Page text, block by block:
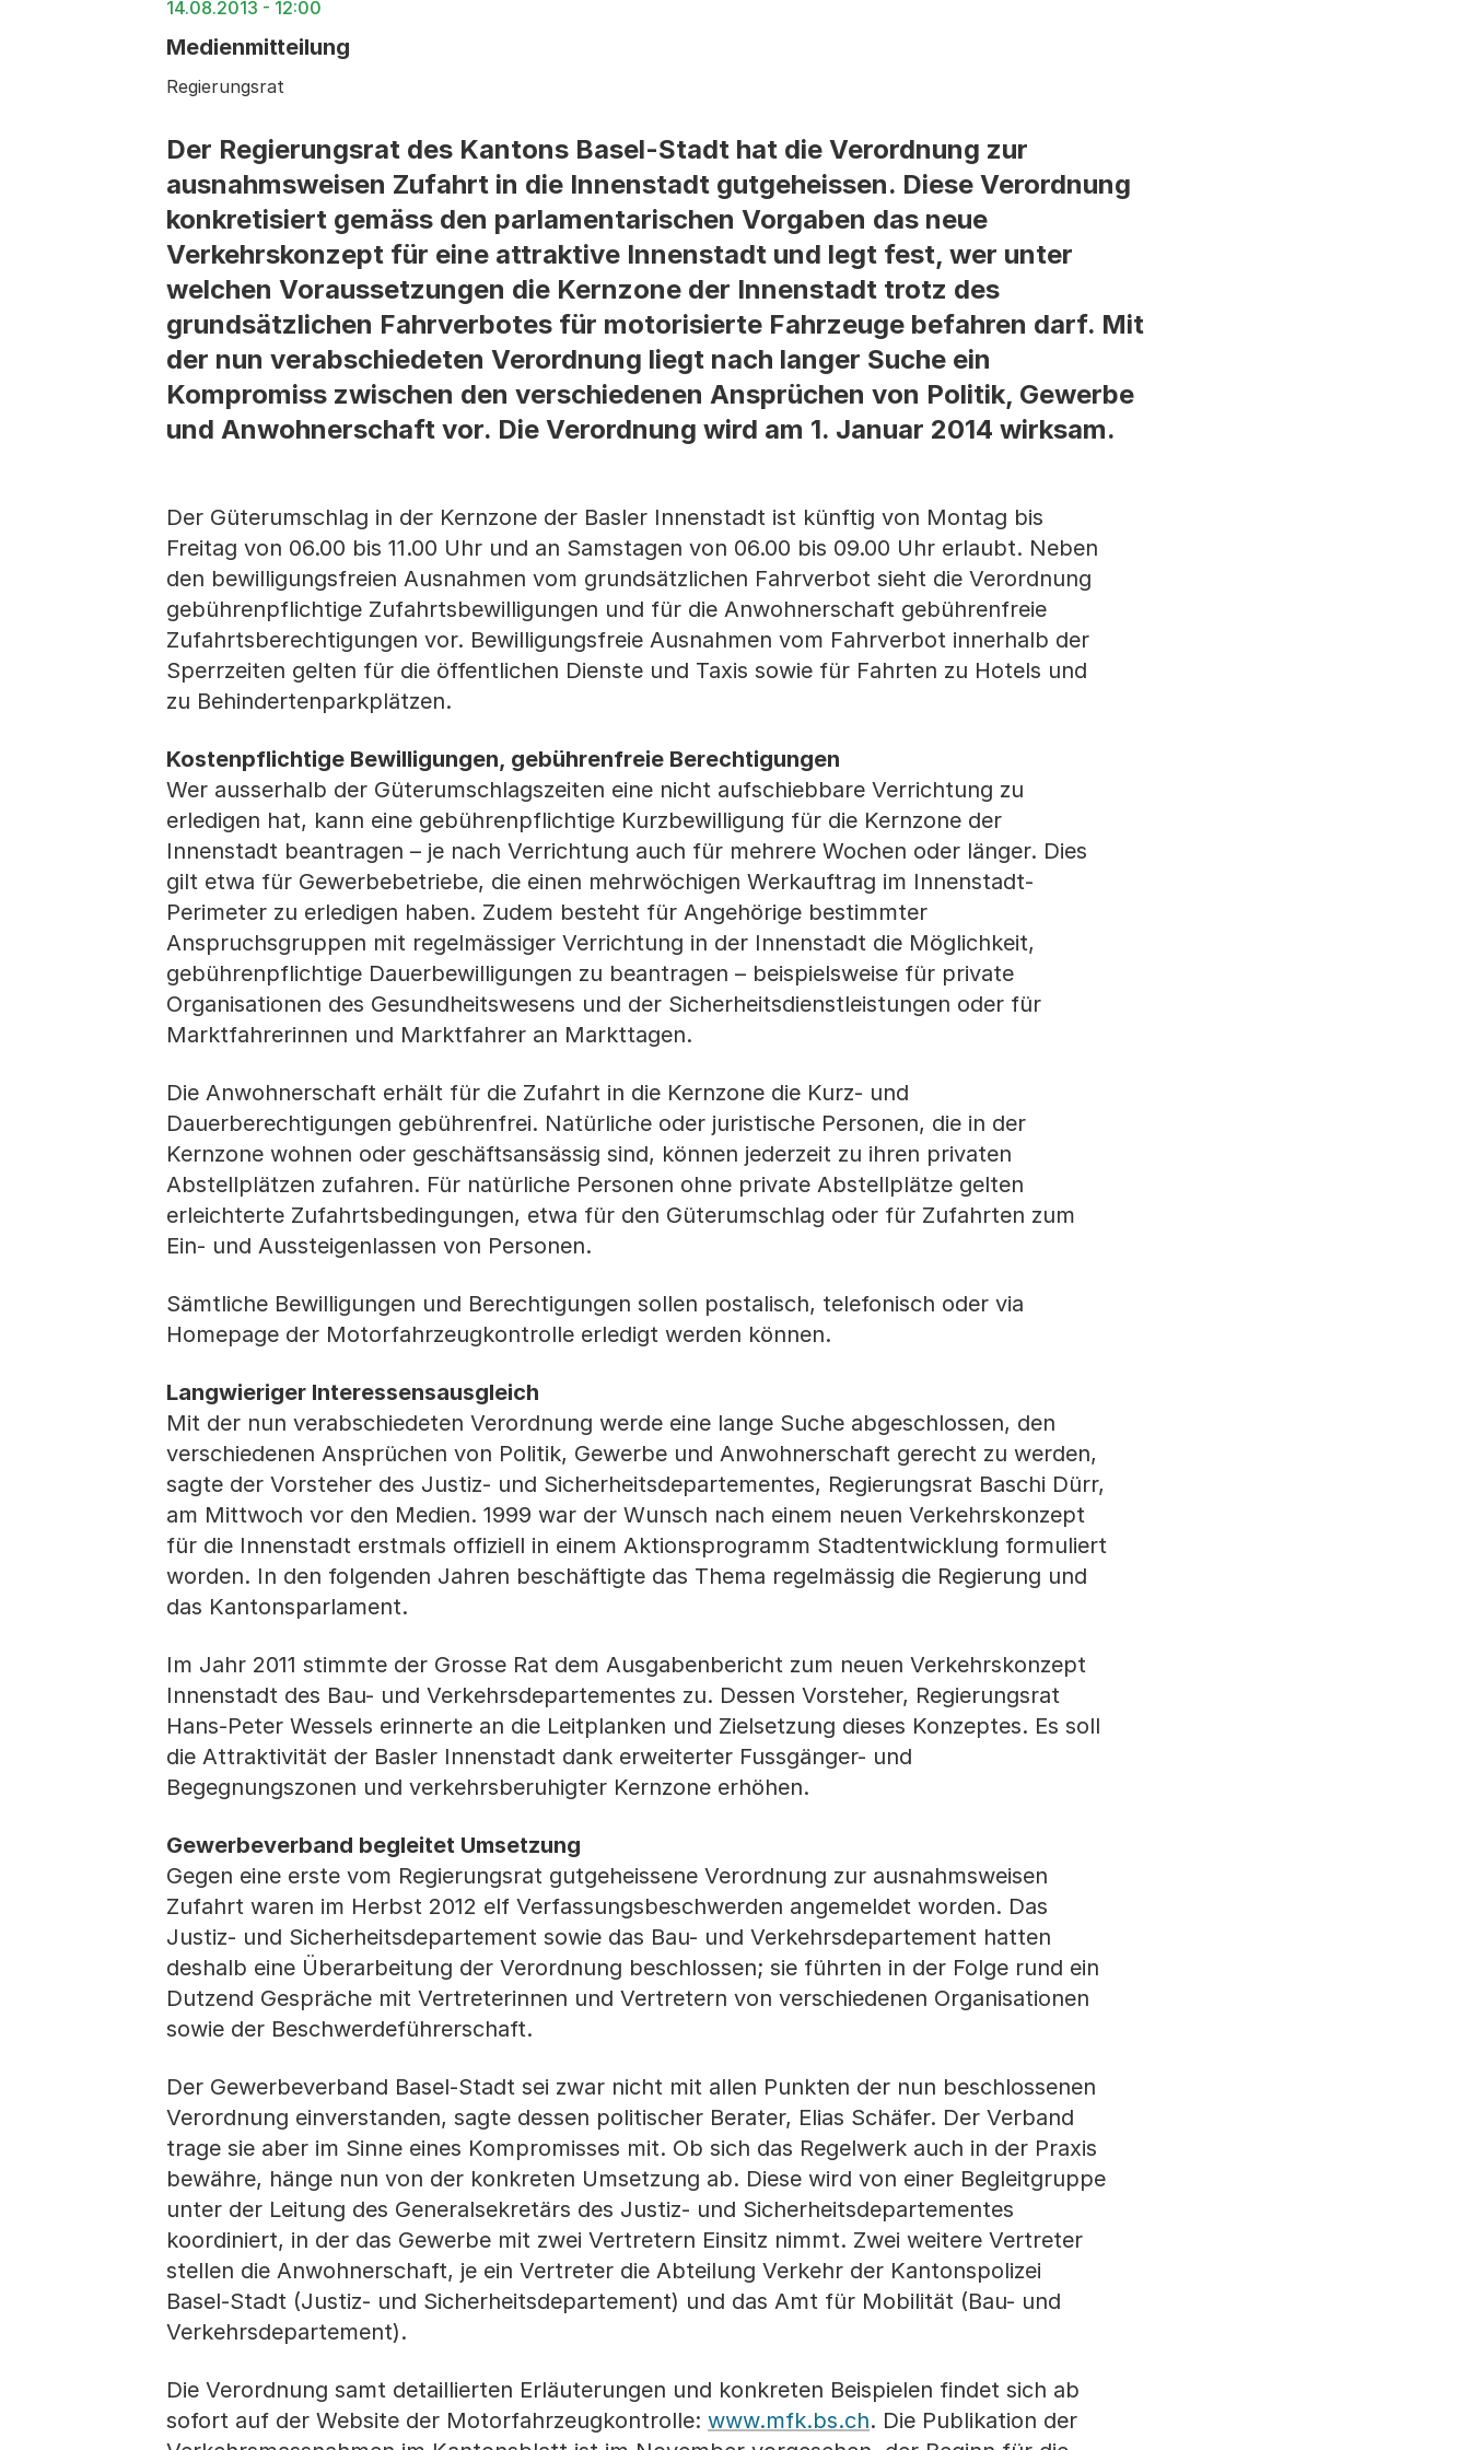
14.08.2013 - 12:00
Medienmitteilung
Regierungsrat
Der Regierungsrat des Kantons Basel-Stadt hat die Verordnung zur
ausnahmsweisen Zufahrt in die Innenstadt gutgeheissen. Diese Verordnung
konkretisiert gemäss den parlamentarischen Vorgaben das neue
Verkehrskonzept für eine attraktive Innenstadt und legt fest, wer unter
welchen Voraussetzungen die Kernzone der Innenstadt trotz des
grundsätzlichen Fahrverbotes für motorisierte Fahrzeuge befahren darf. Mit
der nun verabschiedeten Verordnung liegt nach langer Suche ein
Kompromiss zwischen den verschiedenen Ansprüchen von Politik, Gewerbe
und Anwohnerschaft vor. Die Verordnung wird am 1. Januar 2014 wirksam.
Der Güterumschlag in der Kernzone der Basler Innenstadt ist künftig von Montag bis
Freitag von 06.00 bis 11.00 Uhr und an Samstagen von 06.00 bis 09.00 Uhr erlaubt. Neben
den bewilligungsfreien Ausnahmen vom grundsätzlichen Fahrverbot sieht die Verordnung
gebührenpflichtige Zufahrtsbewilligungen und für die Anwohnerschaft gebührenfreie
Zufahrtsberechtigungen vor. Bewilligungsfreie Ausnahmen vom Fahrverbot innerhalb der
Sperrzeiten gelten für die öffentlichen Dienste und Taxis sowie für Fahrten zu Hotels und
zu Behindertenparkplätzen.
Kostenpflichtige Bewilligungen, gebührenfreie Berechtigungen
Wer ausserhalb der Güterumschlagszeiten eine nicht aufschiebbare Verrichtung zu
erledigen hat, kann eine gebührenpflichtige Kurzbewilligung für die Kernzone der
Innenstadt beantragen – je nach Verrichtung auch für mehrere Wochen oder länger. Dies
gilt etwa für Gewerbebetriebe, die einen mehrwöchigen Werkauftrag im Innenstadt-
Perimeter zu erledigen haben. Zudem besteht für Angehörige bestimmter
Anspruchsgruppen mit regelmässiger Verrichtung in der Innenstadt die Möglichkeit,
gebührenpflichtige Dauerbewilligungen zu beantragen – beispielsweise für private
Organisationen des Gesundheitswesens und der Sicherheitsdienstleistungen oder für
Marktfahrerinnen und Marktfahrer an Markttagen.
Die Anwohnerschaft erhält für die Zufahrt in die Kernzone die Kurz- und
Dauerberechtigungen gebührenfrei. Natürliche oder juristische Personen, die in der
Kernzone wohnen oder geschäftsansässig sind, können jederzeit zu ihren privaten
Abstellplätzen zufahren. Für natürliche Personen ohne private Abstellplätze gelten
erleichterte Zufahrtsbedingungen, etwa für den Güterumschlag oder für Zufahrten zum
Ein- und Aussteigenlassen von Personen.
Sämtliche Bewilligungen und Berechtigungen sollen postalisch, telefonisch oder via
Homepage der Motorfahrzeugkontrolle erledigt werden können.
Langwieriger Interessensausgleich
Mit der nun verabschiedeten Verordnung werde eine lange Suche abgeschlossen, den
verschiedenen Ansprüchen von Politik, Gewerbe und Anwohnerschaft gerecht zu werden,
sagte der Vorsteher des Justiz- und Sicherheitsdepartementes, Regierungsrat Baschi Dürr,
am Mittwoch vor den Medien. 1999 war der Wunsch nach einem neuen Verkehrskonzept
für die Innenstadt erstmals offiziell in einem Aktionsprogramm Stadtentwicklung formuliert
worden. In den folgenden Jahren beschäftigte das Thema regelmässig die Regierung und
das Kantonsparlament.
Im Jahr 2011 stimmte der Grosse Rat dem Ausgabenbericht zum neuen Verkehrskonzept
Innenstadt des Bau- und Verkehrsdepartementes zu. Dessen Vorsteher, Regierungsrat
Hans-Peter Wessels erinnerte an die Leitplanken und Zielsetzung dieses Konzeptes. Es soll
die Attraktivität der Basler Innenstadt dank erweiterter Fussgänger- und
Begegnungszonen und verkehrsberuhigter Kernzone erhöhen.
Gewerbeverband begleitet Umsetzung
Gegen eine erste vom Regierungsrat gutgeheissene Verordnung zur ausnahmsweisen
Zufahrt waren im Herbst 2012 elf Verfassungsbeschwerden angemeldet worden. Das
Justiz- und Sicherheitsdepartement sowie das Bau- und Verkehrsdepartement hatten
deshalb eine Überarbeitung der Verordnung beschlossen; sie führten in der Folge rund ein
Dutzend Gespräche mit Vertreterinnen und Vertretern von verschiedenen Organisationen
sowie der Beschwerdeführerschaft.
Der Gewerbeverband Basel-Stadt sei zwar nicht mit allen Punkten der nun beschlossenen
Verordnung einverstanden, sagte dessen politischer Berater, Elias Schäfer. Der Verband
trage sie aber im Sinne eines Kompromisses mit. Ob sich das Regelwerk auch in der Praxis
bewähre, hänge nun von der konkreten Umsetzung ab. Diese wird von einer Begleitgruppe
unter der Leitung des Generalsekretärs des Justiz- und Sicherheitsdepartementes
koordiniert, in der das Gewerbe mit zwei Vertretern Einsitz nimmt. Zwei weitere Vertreter
stellen die Anwohnerschaft, je ein Vertreter die Abteilung Verkehr der Kantonspolizei
Basel-Stadt (Justiz- und Sicherheitsdepartement) und das Amt für Mobilität (Bau- und
Verkehrsdepartement).
Die Verordnung samt detaillierten Erläuterungen und konkreten Beispielen findet sich ab
sofort auf der Website der Motorfahrzeugkontrolle: www.mfk.bs.ch. Die Publikation der